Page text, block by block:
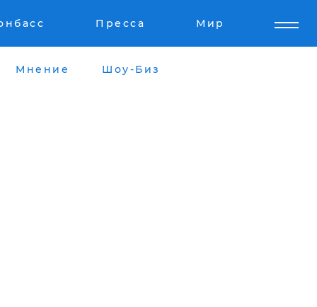
Пресса Мир
Мнение Шоу-Биз